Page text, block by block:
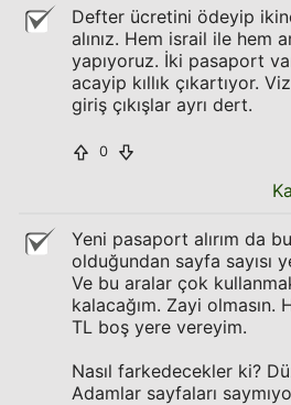
Defter ücretini ödeyip
alınız. Hem israil ile hem
yapıyoruz. İki pasaport
acayip kıllık çıkartıyor.
giriş çıkışlar ayrı dert.
0
Yeni pasaport alırım da
olduğundan sayfa sayısı
Ve bu aralar çok
kalacağım. Zayi olmasın.
TL boş yere vereyim.
Nasıl farkedecekler ki?
Adamlar sayfaları